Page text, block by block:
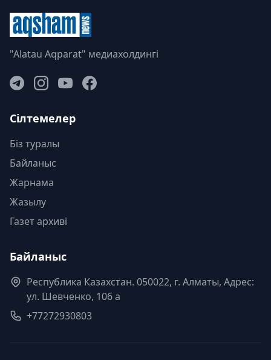
"Alatau Aqparat" медиахолдингі
Сілтемелер
Біз туралы
Байланыс
Жарнама
Жазылу
Газет архиві
Байланыс
Республика Казахстан. 050022, г. Алматы, Адрес:
ул. Шевченко, 106 а
+77272930803